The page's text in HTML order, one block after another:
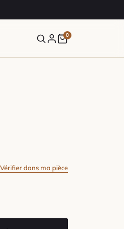
0
€
Vérifier dans ma pièce